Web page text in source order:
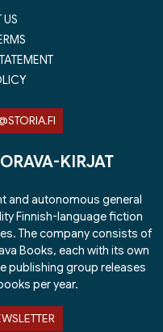
KIRJAT
and autonomous general
Finnish-language fiction
The company consists of
Books, each with its own
publishing group releases
per year.